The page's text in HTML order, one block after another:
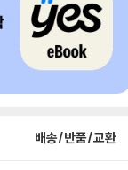
배송/반품/교환